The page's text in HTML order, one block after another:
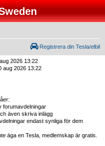
Registrera din Tesla/elbil
2026 13:22
aug 2026 13:22
forumavdelningar
även skriva inlägg
endast synliga för dem
äga en Tesla, medlemskap är gratis.